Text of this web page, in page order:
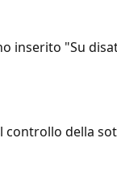
inserito "Su
controllo della